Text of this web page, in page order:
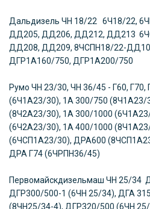
Дальдизель ЧН 18/22 6Ч18/22,
ДД205, ДД206, ДД212, ДД213
ДД208, ДД209, 8ЧСПН18/22-
ДГР1А160/750, ДГР1А200/750
Румо ЧН 23/30, ЧН 36/45 - Г60, Г70,
(6Ч1А23/30), 1А 300/750 (8Ч1А23/
(8Ч2А23/30), 1А 300/1000
(6Ч2А23/30), 1А 400/1000
(6ЧСП1А23/30), ДРА600
ДРА Г74 (6ЧРПН36/45)
Первомайскдизельмаш ЧН 25/34
ДГР300/500-1 (6ЧН 25/34), ДГА
(8ЧН25/34-4), ДГР320/500 (6ЧН